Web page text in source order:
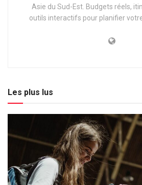
Asie du Sud-Est. Budgets réels,
outils interactifs pour planifier
Les plus lus